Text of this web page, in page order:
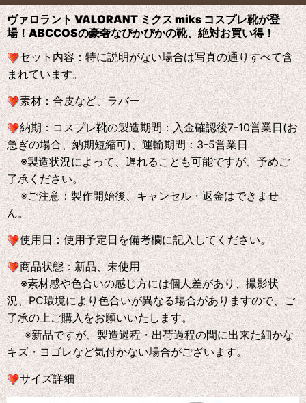
ヴァロラント VALORANT ミクス miks コスプレ靴が登
場！ABCCOSの豪奢なぴかぴかの靴、絶対お買い得！
セット内容：特に説明がない場合は写真の通りすべて含
まれています。
素材：合皮など、ラバー
納期：コスプレ靴の製造期間：入金確認後7-10営業日(お
急ぎの場合、納期短縮可)、運輸期間：3-5営業日
※製造状況によって、遅れることも可能ですが、予めご
了承ください。
※ご注意：製作開始後、キャンセル・返金はできませ
ん。
使用日：使用予定日を備考欄に記入してください。
商品状態：新品、未使用
※素材感や色合いの感じ方には個人差があり、撮影状
況、PC環境により色合いが異なる場合がありますので、ご
了承の上ご購入をお願いいたします。
※新品ですが、製造過程・出荷過程の間に出来た細かな
キズ・ヨゴレなど気付かない場合がございます。
サイズ詳細